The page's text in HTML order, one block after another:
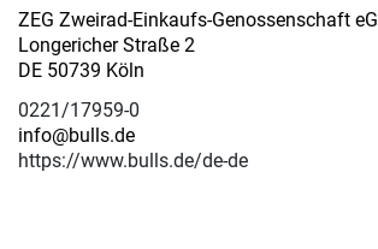
ZEG Zweirad-Einkaufs-Genossenschaft eG
Longericher Straße 2
DE 50739 Köln
0221/17959-0
info@bulls.de
https://www.bulls.de/de-de